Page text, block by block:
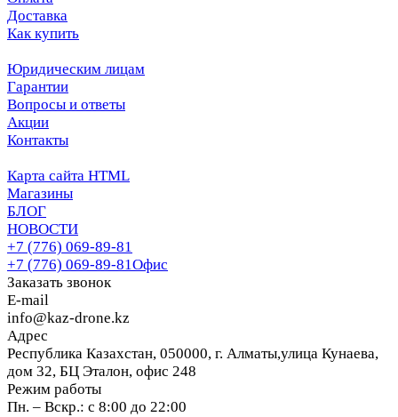
Доставка
Как купить
Юридическим лицам
Гарантии
Вопросы и ответы
Акции
Контакты
Карта сайта HTML
Магазины
БЛОГ
НОВОСТИ
+7 (776) 069-89-81
+7 (776) 069-89-81Офис
Заказать звонок
E-mail
info@kaz-drone.kz
Адрес
Республика Казахстан, 050000, г. Алматы,улица Кунаева,
дом 32, БЦ Эталон, офис 248
Режим работы
Пн. – Вскр.: с 8:00 до 22:00